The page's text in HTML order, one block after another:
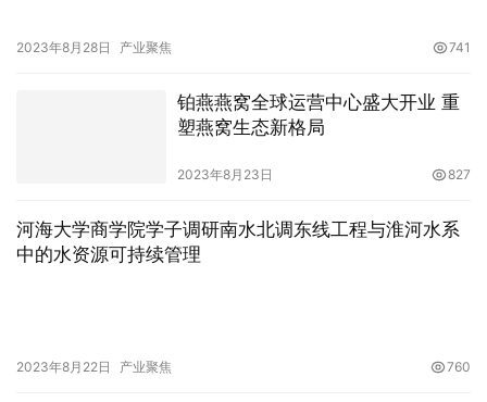
2023年8月28日 产业聚焦 741
铂燕燕窝全球运营中心盛大开业 重
塑燕窝生态新格局
2023年8月23日 827
河海大学商学院学子调研南水北调东线工程与淮河水系
中的水资源可持续管理
2023年8月22日 产业聚焦 760